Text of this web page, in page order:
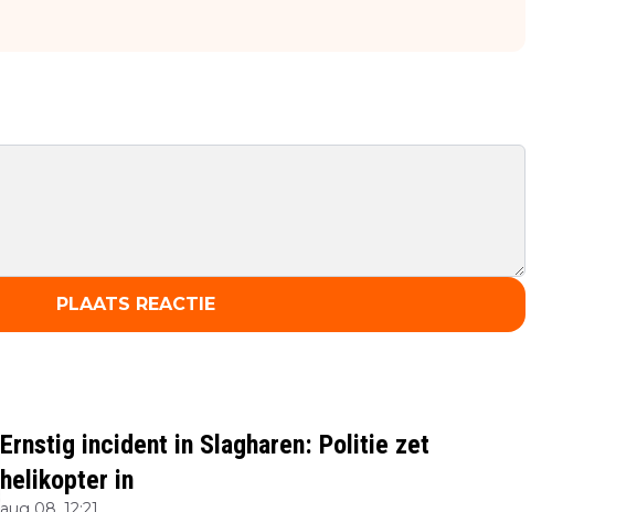
PLAATS REACTIE
Ernstig incident in Slagharen: Politie zet
helikopter in